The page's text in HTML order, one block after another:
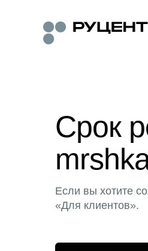
Срок
Если вы хотите
«Для клиентов».